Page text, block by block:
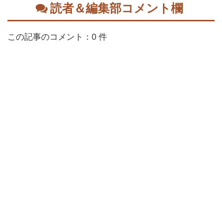
読者＆編集部コメント欄
この記事のコメント：0 件